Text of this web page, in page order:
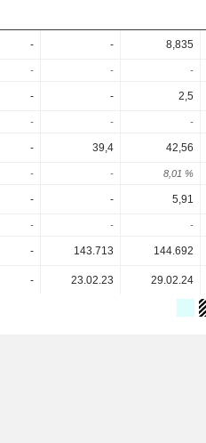
- - 8,835
- - -
- - 2,5
- - -
- 39,4 42,56
- - 8,01 %
- - 5,91
- - -
- 143.713 144.692
- 23.02.23 29.02.24